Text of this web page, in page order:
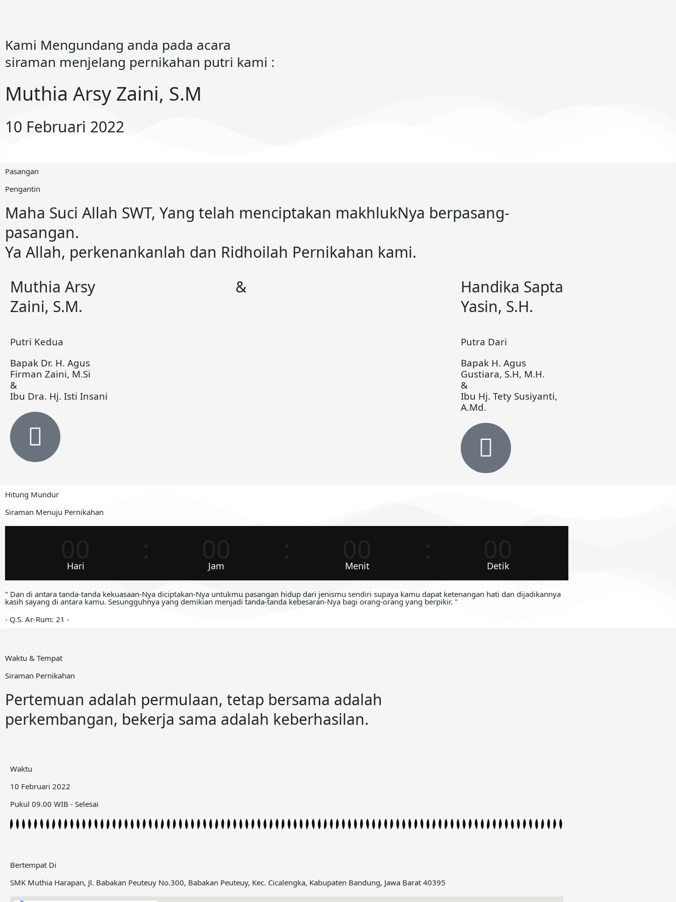
Kami Mengundang anda pada acara
siraman menjelang pernikahan putri kami :
Muthia Arsy Zaini, S.M
10 Februari 2022
Pasangan
Pengantin
Maha Suci Allah SWT, Yang telah menciptakan makhlukNya berpasang-
pasangan.
Ya Allah, perkenankanlah dan Ridhoilah Pernikahan kami.
Muthia Arsy
Zaini, S.M.
Putri Kedua
Bapak Dr. H. Agus
Firman Zaini, M.Si
&
Ibu Dra. Hj. Isti Insani
&
Handika Sapta
Yasin, S.H.
Putra Dari
Bapak H. Agus
Gustiara, S.H, M.H.
&
Ibu Hj. Tety Susiyanti,
A.Md.
Hitung Mundur
Siraman Menuju Pernikahan
00
Hari 00
Jam 00
Menit 00
Detik
" Dan di antara tanda-tanda kekuasaan-Nya diciptakan-Nya untukmu pasangan hidup dari jenismu sendiri supaya kamu dapat ketenangan hati dan dijadikannya
kasih sayang di antara kamu. Sesungguhnya yang demikian menjadi tanda-tanda kebesaran-Nya bagi orang-orang yang berpikir. "
- Q.S. Ar-Rum: 21 -
Waktu & Tempat
Siraman Pernikahan
Pertemuan adalah permulaan, tetap bersama adalah
perkembangan, bekerja sama adalah keberhasilan.
Waktu
10 Februari 2022
Pukul 09.00 WIB - Selesai
Bertempat Di
SMK Muthia Harapan, Jl. Babakan Peuteuy No.300, Babakan Peuteuy, Kec. Cicalengka, Kabupaten Bandung, Jawa Barat 40395